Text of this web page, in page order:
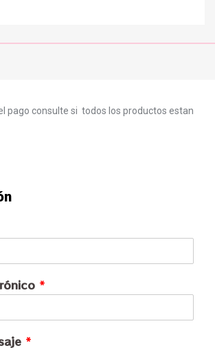
pago consulte si todos los productos estan
*
*